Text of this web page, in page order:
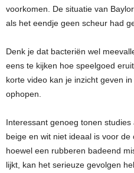
voorkomen. De situatie van
als het eendje geen scheur had
Denk je dat bacteriën wel
eens te kijken hoe speelgoed
korte video kan je inzicht geven
ophopen.
Interessant genoeg tonen
beige en wit niet ideaal is voor
hoewel een rubberen badeend
lijkt, kan het serieuze gevolgen